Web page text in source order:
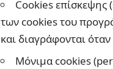
Cookies επίσκεψης
των cookies του
και διαγράφονται
Μόνιμα cookies